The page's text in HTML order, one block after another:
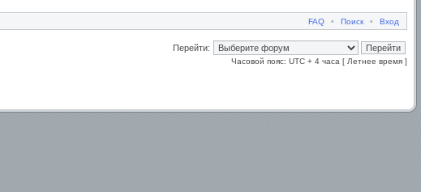
FAQ • Поиск • Вход
Перейти:
Часовой пояс: UTC + 4 часа [ Летнее время ]